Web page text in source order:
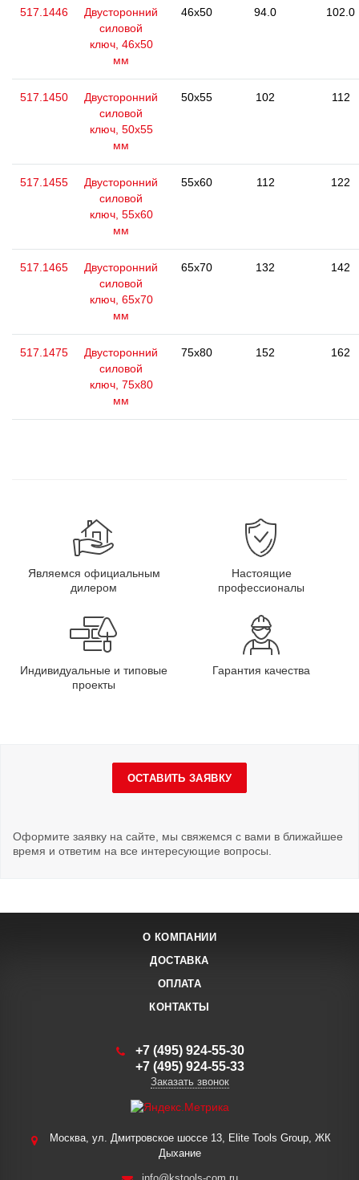
517.1446
Двусторонний
силовой
ключ, 46x50
мм
46x50 94.0 102.0
517.1450
Двусторонний
силовой
ключ, 50x55
мм
50x55 102 112
517.1455
Двусторонний
силовой
ключ, 55x60
мм
55x60 112 122
517.1465
Двусторонний
силовой
ключ, 65x70
мм
65x70 132 142
517.1475
Двусторонний
силовой
ключ, 75x80
мм
75x80 152 162
Являемся официальным
дилером
Настоящие
профессионалы
Индивидуальные и типовые
проекты
Гарантия качества
ОСТАВИТЬ ЗАЯВКУ
Оформите заявку на сайте, мы свяжемся с вами в ближайшее
время и ответим на все интересующие вопросы.
О КОМПАНИИ
ДОСТАВКА
ОПЛАТА
КОНТАКТЫ
+7 (495) 924-55-30
+7 (495) 924-55-33
Заказать звонок
Москва, ул. Дмитровское шоссе 13, Elite Tools Group, ЖК
Дыхание